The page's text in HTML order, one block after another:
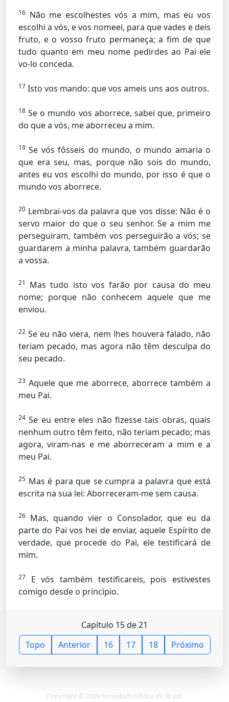
16 Não me escolhestes vós a mim, mas eu vos
escolhi a vós, e vos nomeei, para que vades e deis
fruto, e o vosso fruto permaneça; a fim de que
tudo quanto em meu nome pedirdes ao Pai ele
vo-lo conceda.
17 Isto vos mando: que vos ameis uns aos outros.
18 Se o mundo vos aborrece, sabei que, primeiro
do que a vós, me aborreceu a mim.
19 Se vós fôsseis do mundo, o mundo amaria o
que era seu, mas, porque não sois do mundo,
antes eu vos escolhi do mundo, por isso é que o
mundo vos aborrece.
20 Lembrai-vos da palavra que vos disse: Não é o
servo maior do que o seu senhor. Se a mim me
perseguiram, também vos perseguirão a vós; se
guardarem a minha palavra, também guardarão
a vossa.
21
Mas tudo isto vos farão por causa do meu
nome; porque não conhecem aquele que me
enviou.
22 Se eu não viera, nem lhes houvera falado, não
teriam pecado, mas agora não têm desculpa do
seu pecado.
23 Aquele que me aborrece, aborrece também a
meu Pai.
24 Se eu entre eles não fizesse tais obras, quais
nenhum outro têm feito, não teriam pecado; mas
agora, viram-nas e me aborreceram a mim e a
meu Pai.
25 Mas é para que se cumpra a palavra que está
escrita na sua lei: Aborreceram-me sem causa.
26 Mas, quando vier o Consolador, que eu da
parte do Pai vos hei de enviar, aquele Espírito de
verdade, que procede do Pai, ele testificará de
mim.
27
E vós também testificareis, pois estivestes
comigo desde o princípio.
Capítulo 15 de 21
Topo
Anterior 16 17 18 Próximo
Copyright © 2009 Sociedade Bíblica do Brasil.